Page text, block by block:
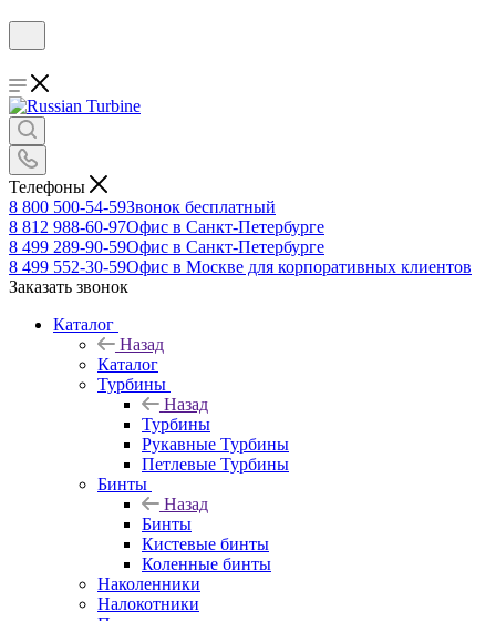
Телефоны
8 800 500-54-59Звонок бесплатный
8 812 988-60-97Офис в Санкт-Петербурге
8 499 289-90-59Офис в Санкт-Петербурге
8 499 552-30-59Офис в Москве для корпоративных клиентов
Заказать звонок
Каталог
Назад
Каталог
Турбины
Назад
Турбины
Рукавные Турбины
Петлевые Турбины
Бинты
Назад
Бинты
Кистевые бинты
Коленные бинты
Наколенники
Налокотники